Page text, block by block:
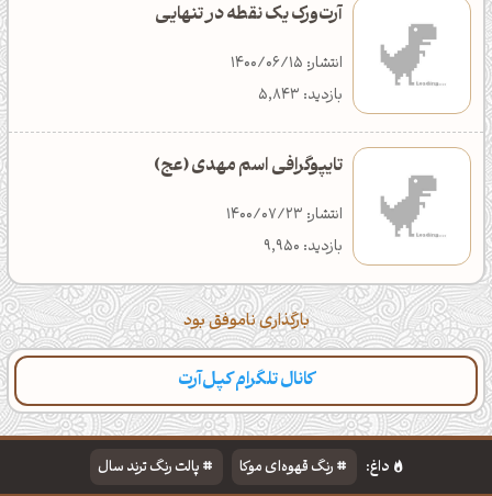
آرت‌ورک یک نقطه در تنهایـی
انتشار: 1400/06/15
بازدید: 5,843
تایپوگرافی اسم مهدی (عج)
انتشار: 1400/07/23
بازدید: 9,950
بارگذاری ناموفق بود
کانال تلگرام کپل‌آرت
دسته‌بندی مطالب تازه تایپوگرافی پالت‌ها
داغ: رنگ قهوه‌ای موکا
پالت رنگ ترند سال